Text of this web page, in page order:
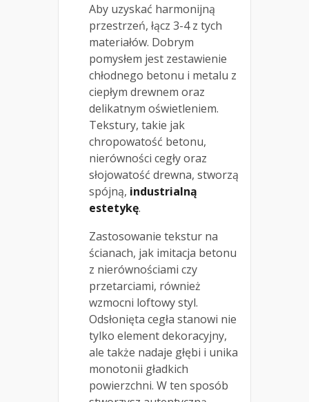
Aby uzyskać harmonijną
przestrzeń, łącz 3-4 z tych
materiałów. Dobrym
pomysłem jest zestawienie
chłodnego betonu i metalu z
ciepłym drewnem oraz
delikatnym oświetleniem.
Tekstury, takie jak
chropowatość betonu,
nierówności cegły oraz
słojowatość drewna, stworzą
spójną, industrialną
estetykę.
Zastosowanie tekstur na
ścianach, jak imitacja betonu
z nierównościami czy
przetarciami, również
wzmocni loftowy styl.
Odsłonięta cegła stanowi nie
tylko element dekoracyjny,
ale także nadaje głębi i unika
monotonii gładkich
powierzchni. W ten sposób